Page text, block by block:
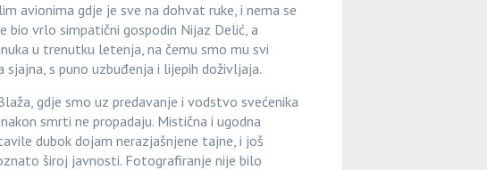
avionima gdje je sve na dohvat ruke, i nema se
vrlo simpatični gospodin Nijaz Delić, a
u trenutku letenja, na čemu smo mu svi
s puno uzbuđenja i lijepih doživljaja.
gdje smo uz predavanje i vodstvo svećenika
smrti ne propadaju. Mistična i ugodna
dubok dojam nerazjašnjene tajne, i još
široj javnosti. Fotografiranje nije bilo